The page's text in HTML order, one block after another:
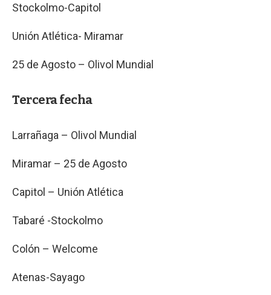
Stockolmo-Capitol
Unión Atlética- Miramar
25 de Agosto – Olivol Mundial
Tercera fecha
Larrañaga – Olivol Mundial
Miramar – 25 de Agosto
Capitol – Unión Atlética
Tabaré -Stockolmo
Colón – Welcome
Atenas-Sayago